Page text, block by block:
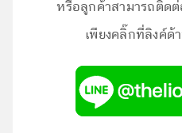
หรือลูกค้าสามารถติดต่
เพียงคลิ๊กที่ลิงค์ด้